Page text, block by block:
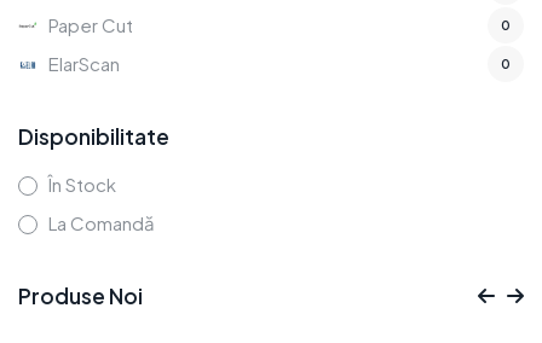
Paper Cut 0
ElarScan 0
Disponibilitate
În Stock
La Comandă
Produse Noi